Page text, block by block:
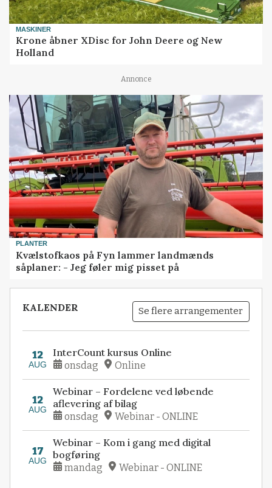
MASKINER
Krone åbner XDisc for John Deere og New
Holland
Annonce
PLANTER
Kvælstofkaos på Fyn lammer landmænds
såplaner: - Jeg føler mig pisset på
KALENDER Se flere arrangementer
12
AUG
InterCount kursus Online
onsdag Online
12
AUG
Webinar – Fordelene ved løbende
aflevering af bilag
onsdag Webinar - ONLINE
17
AUG
Webinar – Kom i gang med digital
bogføring
mandag Webinar - ONLINE